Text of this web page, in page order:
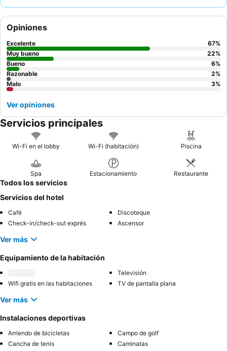
hotel. Para una experiencia verdaderamente memorable,
considere una habitación con vistas para disfrutar de las
espectaculares puestas de sol.
Opiniones
Excelente 67%
Muy bueno
22%
Bueno
6%
Razonable
2%
Malo
3%
Ver opiniones
Servicios principales
Wi-Fi en el lobby Wi-Fi (habitación) Piscina
Spa Estacionamiento Restaurante
Todos los servicios
Servicios del hotel
Café
Discoteque
Check-in/check-out exprés
Ascensor
Ver más
Equipamiento de la habitación
Televisión
Wifi gratis en las habitaciones
TV de pantalla plana
Ver más
Instalaciones deportivas
Arriendo de bicicletas
Campo de golf
Cancha de tenis
Caminatas